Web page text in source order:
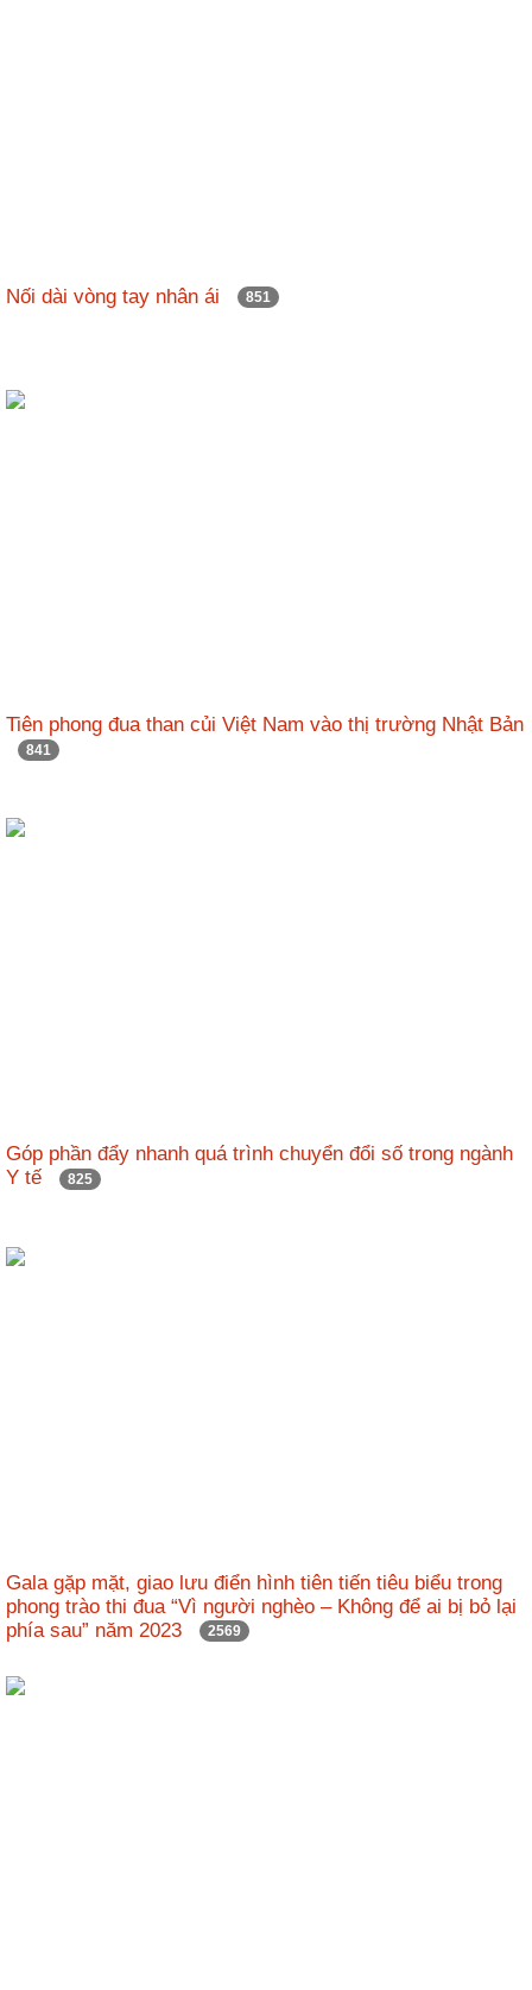
Nối dài vòng tay nhân ái 851
Tiên phong đua than củi Việt Nam vào thị trường Nhật Bản
841
Góp phần đẩy nhanh quá trình chuyển đổi số trong ngành
Y tế
825
Gala gặp mặt, giao lưu điển hình tiên tiến tiêu biểu trong
phong trào thi đua “Vì người nghèo – Không để ai bị bỏ lại
phía sau” năm 2023
2569